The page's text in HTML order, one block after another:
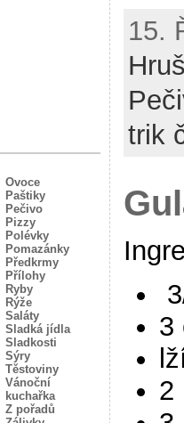
Ovoce
Paštiky
Pečivo
Pizzy
Polévky
Pomazánky
Předkrmy
Přílohy
Ryby
Rýže
Saláty
Sladká jídla
Sladkosti
Sýry
Těstoviny
Vánoční
kuchařka
Z pořadů
15.
trik
3
2